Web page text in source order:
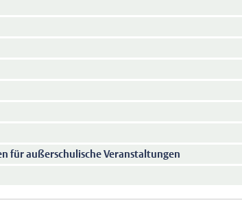
für außerschulische Veranstaltungen